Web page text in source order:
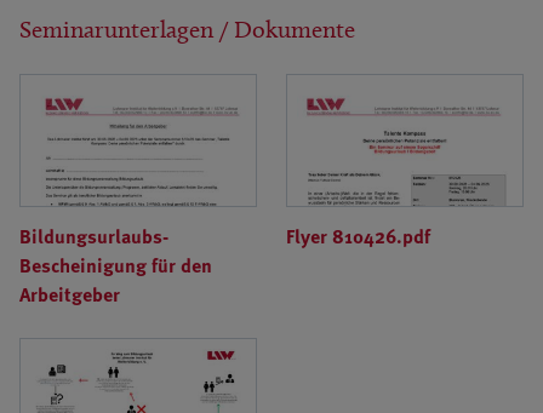
Seminarunterlagen / Dokumente
Bildungsurlaubs-
Bescheinigung für den
Arbeitgeber
Flyer 810426.pdf